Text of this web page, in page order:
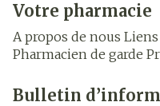
Votre pharmacie
A propos de nous
Pharmacien de garde
Bulletin